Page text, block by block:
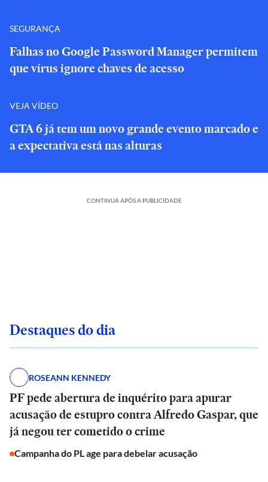
SEGURANÇA
Falhas no Google Password Manager permitem
que vírus ignore chaves de acesso
VEJA VÍDEO
GTA 6 já tem um novo grande evento marcado e
a expectativa está nas alturas
CONTINUA APÓS A PUBLICIDADE
Destaques do dia
ROSEANN KENNEDY
PF pede abertura de inquérito para apurar
acusação de estupro contra Alfredo Gaspar, que
já negou ter cometido o crime
Campanha do PL age para debelar acusação